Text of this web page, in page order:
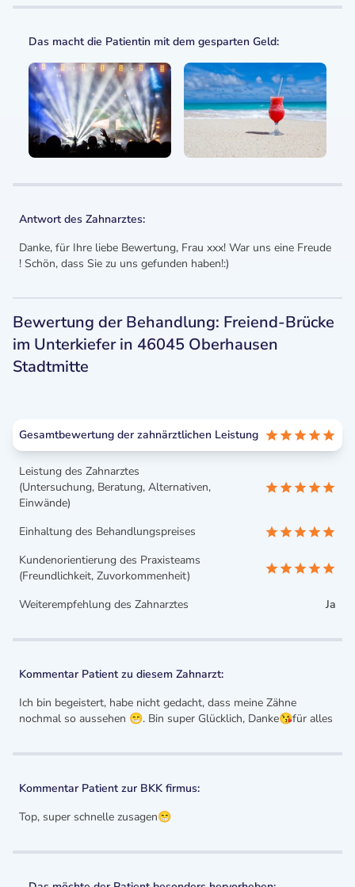
Das macht die Patientin mit dem gesparten Geld:
Antwort des Zahnarztes:
Danke, für Ihre liebe Bewertung, Frau xxx! War uns eine Freude
! Schön, dass Sie zu uns gefunden haben!:)
Bewertung der Behandlung: Freiend-Brücke
im Unterkiefer in 46045 Oberhausen
Stadtmitte
Gesamtbewertung der zahnärztlichen Leistung
Leistung des Zahnarztes
(Untersuchung, Beratung, Alternativen,
Einwände)
Einhaltung des Behandlungspreises
Kundenorientierung des Praxisteams
(Freundlichkeit, Zuvorkommenheit)
Weiterempfehlung des Zahnarztes
Ja
Kommentar Patient zu diesem Zahnarzt:
Ich bin begeistert, habe nicht gedacht, dass meine Zähne
nochmal so aussehen 😁. Bin super Glücklich, Danke😘für alles
Kommentar Patient zur BKK firmus:
Top, super schnelle zusagen😁